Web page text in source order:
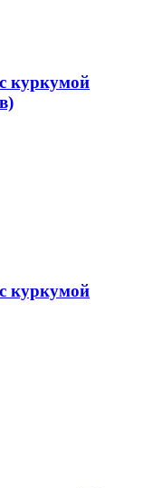
куркумой
куркумой